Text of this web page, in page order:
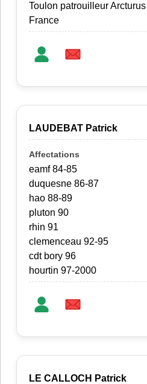
Toulon patrouilleur
France
LAUDEBAT Patrick
eamf 84-85
duquesne 86-87
hao 88-89
pluton 90
rhin 91
clemenceau 92-95
cdt bory 96
hourtin 97-2000
LE CALLOCH Patrick